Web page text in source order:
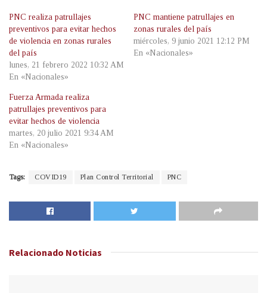
PNC realiza patrullajes
preventivos para evitar hechos
de violencia en zonas rurales
del país
lunes, 21 febrero 2022 10:32 AM
En «Nacionales»
PNC mantiene patrullajes en
zonas rurales del país
miércoles, 9 junio 2021 12:12 PM
En «Nacionales»
Fuerza Armada realiza
patrullajes preventivos para
evitar hechos de violencia
martes, 20 julio 2021 9:34 AM
En «Nacionales»
Tags: COVID19 Plan Control Territorial PNC
Relacionado Noticias